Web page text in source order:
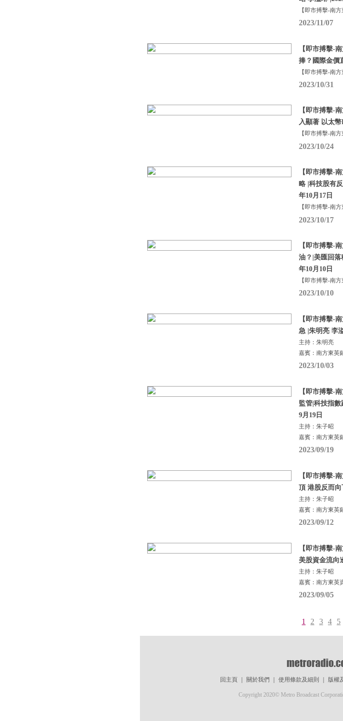
【即市搏擊-南
2023/11/07
【即市搏擊-
捧？國際金價
【即市搏擊-南
2023/10/31
【即市搏擊-
入顯著 以太幣
【即市搏擊-南
2023/10/24
【即市搏擊-
略 |科技股有
年10月17日
【即市搏擊-南
2023/10/17
【即市搏擊-
油？|美匯回落
年10月10日
【即市搏擊-南
2023/10/10
【即市搏擊-
急 |朱明亮 李
主持：朱明亮
嘉賓：南方東英
2023/10/03
【即市搏擊-
監管|科技指數
9月19日
主持：朱子昭
嘉賓：南方東英
2023/09/19
【即市搏擊-
頂 港股反而向
主持：朱子昭
嘉賓：南方東英
2023/09/12
【即市搏擊-
美股資金流向
主持：朱子昭
嘉賓：南方東英
2023/09/05
1 2 3 4 5
回主頁｜ 關於我們 使用條款及細則 版權
Copyright 2020© Metro Broadcast